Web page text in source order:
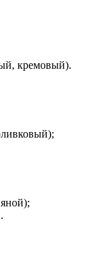
кремовый).